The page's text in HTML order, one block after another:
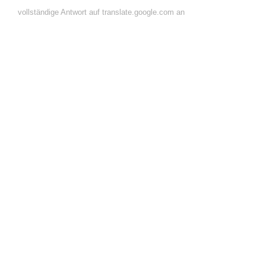
vollständige Antwort auf translate.google.com an